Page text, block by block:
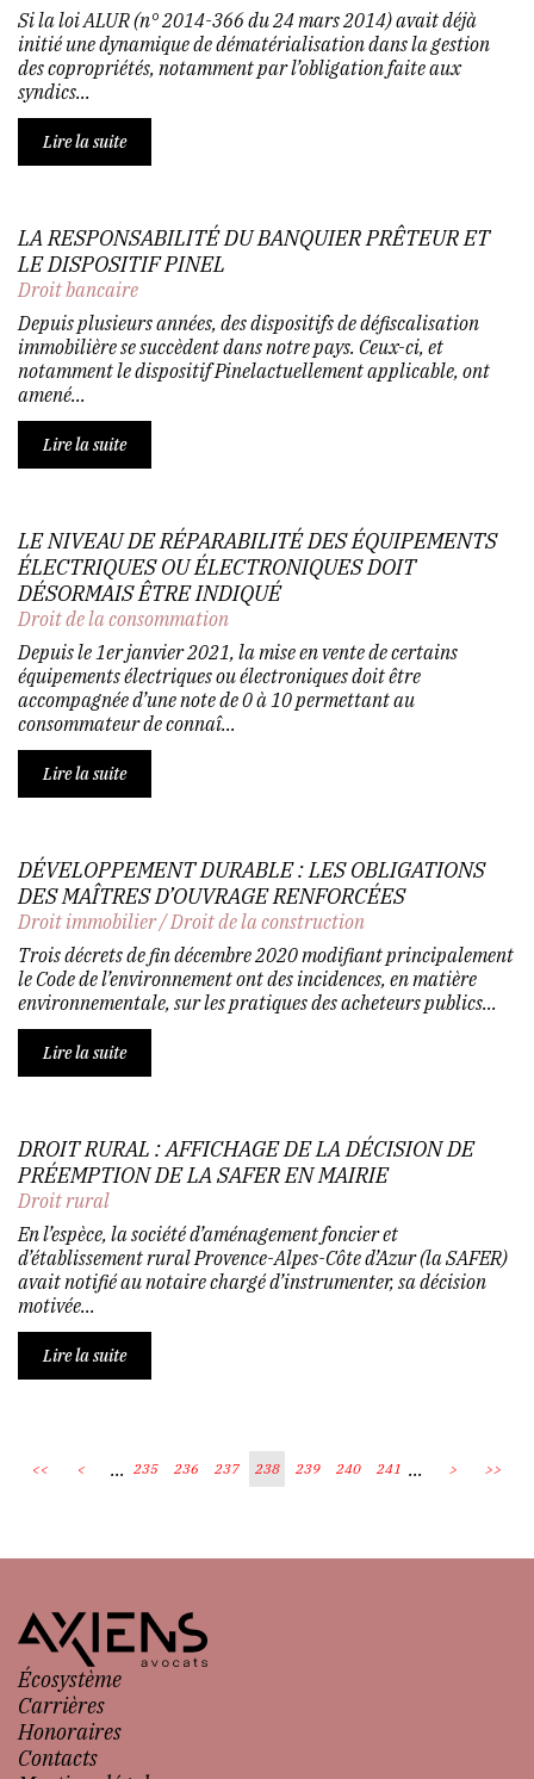
Si la loi ALUR (n° 2014-366 du 24 mars 2014) avait déjà
initié une dynamique de dématérialisation dans la gestion
des copropriétés, notamment par l’obligation faite aux
syndics...
Lire la suite
LA RESPONSABILITÉ DU BANQUIER PRÊTEUR ET
LE DISPOSITIF PINEL
Droit bancaire
Depuis plusieurs années, des dispositifs de défiscalisation
immobilière se succèdent dans notre pays. Ceux-ci, et
notamment le dispositif Pinelactuellement applicable, ont
amené...
Lire la suite
LE NIVEAU DE RÉPARABILITÉ DES ÉQUIPEMENTS
ÉLECTRIQUES OU ÉLECTRONIQUES DOIT
DÉSORMAIS ÊTRE INDIQUÉ
Droit de la consommation
Depuis le 1er janvier 2021, la mise en vente de certains
équipements électriques ou électroniques doit être
accompagnée d’une note de 0 à 10 permettant au
consommateur de connaî...
Lire la suite
DÉVELOPPEMENT DURABLE : LES OBLIGATIONS
DES MAÎTRES D’OUVRAGE RENFORCÉES
Droit immobilier/Droit de la construction
Trois décrets de fin décembre 2020 modifiant principalement
le Code de l’environnement ont des incidences, en matière
environnementale, sur les pratiques des acheteurs publics...
Lire la suite
DROIT RURAL : AFFICHAGE DE LA DÉCISION DE
PRÉEMPTION DE LA SAFER EN MAIRIE
Droit rural
En l’espèce, la société d’aménagement foncier et
d’établissement rural Provence-Alpes-Côte d’Azur (la SAFER)
avait notifié au notaire chargé d’instrumenter, sa décision
motivée...
Lire la suite
<< < ... 235 236 237 238 239 240 241 ... > >>
Écosystème
Carrières
Honoraires
Contacts